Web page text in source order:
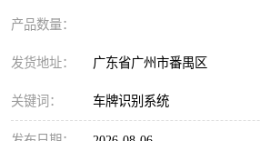
产品数量：
发货地址： 广东省广州市番禺区
关键词： 车牌识别系统